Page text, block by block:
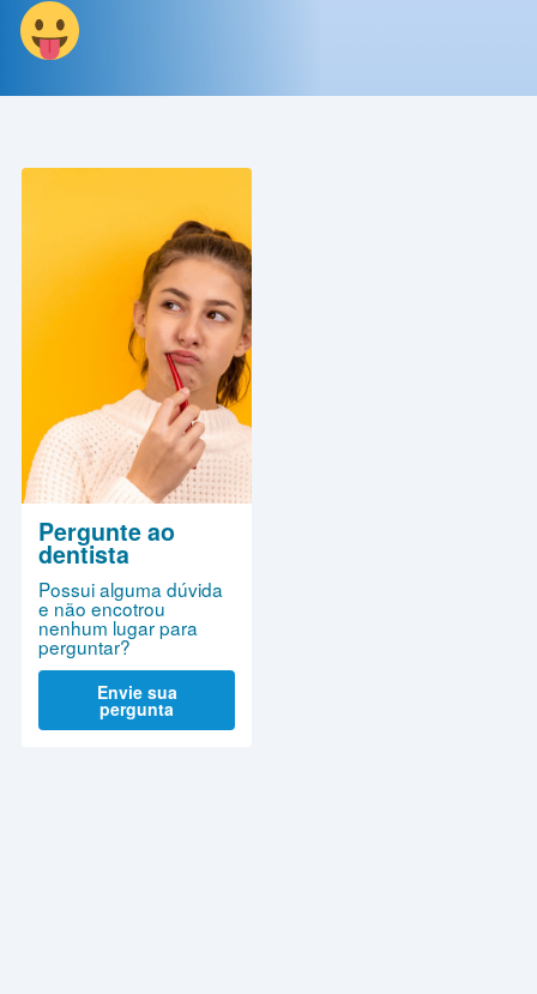
Contato
Política
Pergunte ao
dentista
Possui alguma dúvida
e não encotrou
nenhum lugar para
perguntar?
Envie sua
pergunta